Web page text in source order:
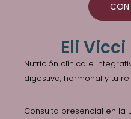
Eli
Nutrición clínica e
digestiva, hormonal y tu
Consulta presencial en la